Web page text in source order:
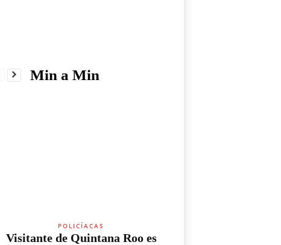
Min a Min
POLICÍACAS
Visitante de Quintana Roo es